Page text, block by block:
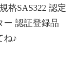
格SAS322 認定
ー 認証登録品
ね♪